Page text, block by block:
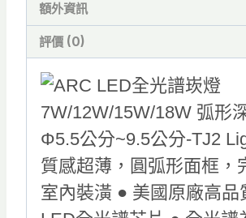
崁
燈
7W
弧
防
眩
崁
燈
Φ5.5
額外資訊
評價 (0)